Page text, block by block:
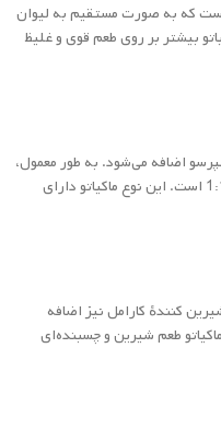
که به صورت مستقیم به لیوان
بیشتر بر روی طعم قوی و غلیظ
اضافه می‌شود. به طور معمول،
نسبت اسپرسو به شیر در ماکیاتو لاته حدود 1:1 است. این نوع ماکیاتو دارای
کنندهٔ کارامل نیز اضافه
طعم شیرین و چسبنده‌ای